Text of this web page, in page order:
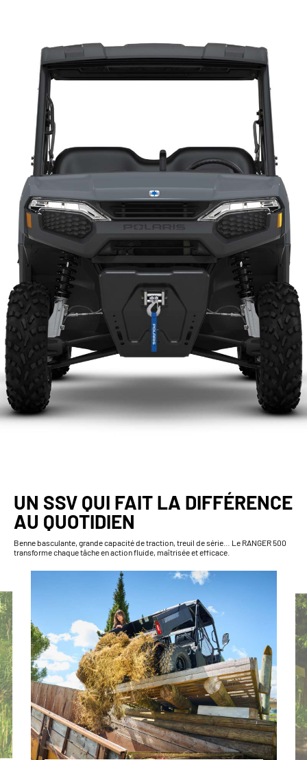
UN SSV QUI FAIT LA DIFFÉRENCE
AU QUOTIDIEN
Benne basculante, grande capacité de traction, treuil de série… Le RANGER 500
transforme chaque tâche en action fluide, maîtrisée et efficace.